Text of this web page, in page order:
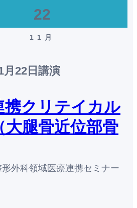
22
11月
22日 講演
携クリテイカル
大腿骨近位部骨
外科領域医療連携セミナー